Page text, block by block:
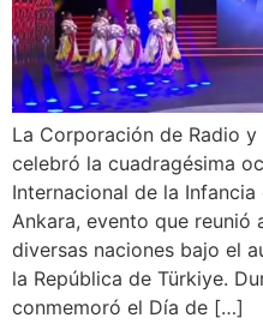
La Corporación de Radio y
celebró la cuadragésima
Internacional de la
Ankara, evento que reunió
diversas naciones bajo el
la República de Türkiye.
conmemoró el Día de […]